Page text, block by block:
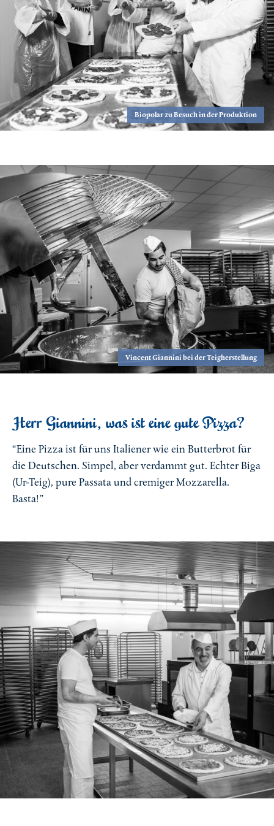
Biopolar zu Besuch in der Produktion
Vincent Giannini bei der Teigherstellung
Herr Giannini, was ist eine gute Pizza?
“Eine Pizza ist für uns Italiener wie ein Butterbrot für
die Deutschen. Simpel, aber verdammt gut. Echter Biga
(Ur-Teig), pure Passata und cremiger Mozzarella.
Basta!”